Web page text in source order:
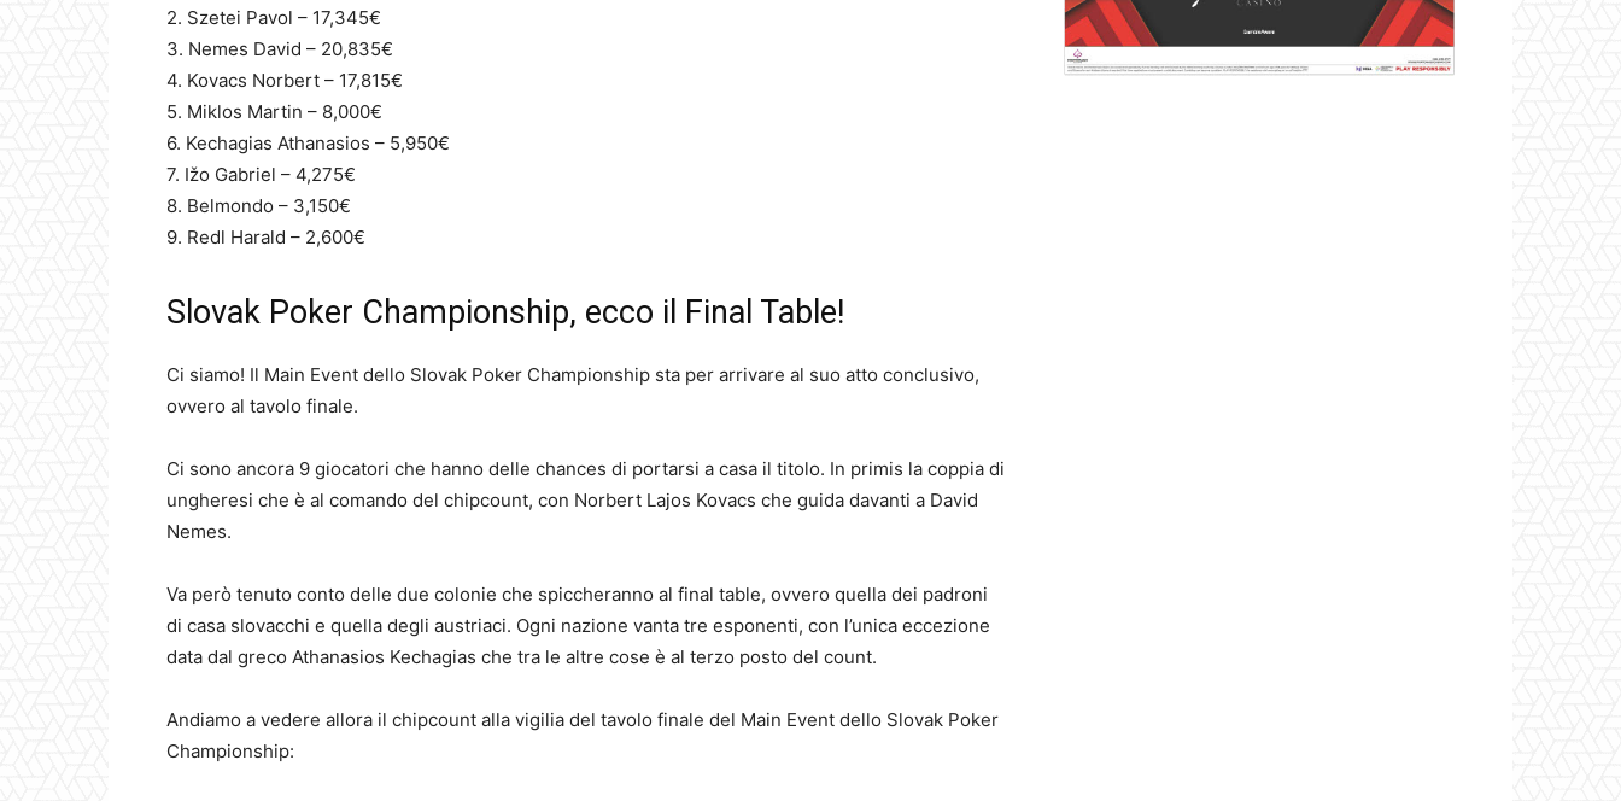
2. Szetei Pavol – 17,345€
3. Nemes David – 20,835€
4. Kovacs Norbert – 17,815€
5. Miklos Martin – 8,000€
6. Kechagias Athanasios – 5,950€
7. Ižo Gabriel – 4,275€
8. Belmondo – 3,150€
9. Redl Harald – 2,600€
Slovak Poker Championship, ecco il Final Table!
Ci siamo! Il Main Event dello Slovak Poker Championship sta per arrivare al suo atto conclusivo,
ovvero al tavolo finale.
Ci sono ancora 9 giocatori che hanno delle chances di portarsi a casa il titolo. In primis la coppia di
ungheresi che è al comando del chipcount, con Norbert Lajos Kovacs che guida davanti a David
Nemes.
Va però tenuto conto delle due colonie che spiccheranno al final table, ovvero quella dei padroni
di casa slovacchi e quella degli austriaci. Ogni nazione vanta tre esponenti, con l’unica eccezione
data dal greco Athanasios Kechagias che tra le altre cose è al terzo posto del count.
Andiamo a vedere allora il chipcount alla vigilia del tavolo finale del Main Event dello Slovak Poker
Championship: